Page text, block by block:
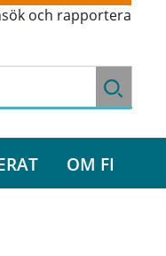
och rapportera
OM FI